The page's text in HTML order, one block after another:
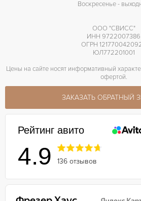
Воскресенье -
ООО "СВИСС"
ИНН 9722007386
ОГРН
ЮЛ772201001
Цены на сайте носят информативный
офертой.
ЗАКАЗАТЬ ОБРАТНЫЙ
Рейтинг авито
4.9 136 отзывов